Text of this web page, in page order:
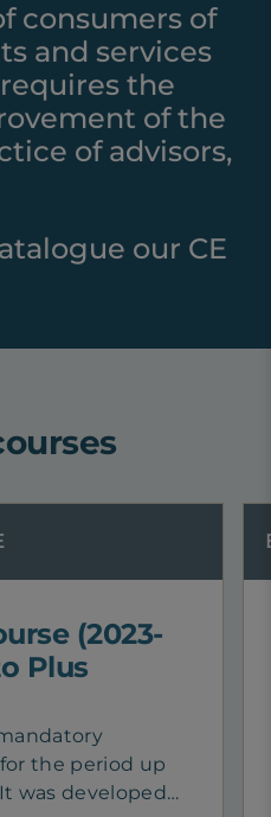
consumers of
and services
the
of the
of advisors,
our CE
(2023-
Plus
the period up
was developed